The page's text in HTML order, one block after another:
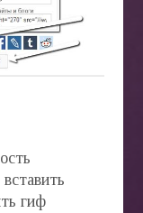
гиф